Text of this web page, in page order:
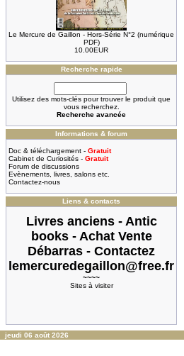
Le Mercure de Gaillon - Hors-Série N°2 (numérique
PDF)
10.00EUR
Recherche rapide
Utilisez des mots-clés pour trouver le produit que
vous recherchez.
Recherche avancée
Informations & forum
Doc & téléchargement - Gratuit
Cabinet de Curiosités - Gratuit
Forum de discussions
Evènements, livres, salons etc.
Contactez-nous
Liens & contacts
Livres anciens - Antic
books - Achat Vente
Débarras - Contactez
lemercuredegaillon@free.fr
~~~~
Sites à visiter
jeudi 06 août 2026